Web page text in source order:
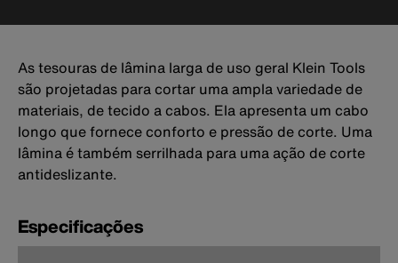
As tesouras de lâmina larga de uso geral Klein Tools
são projetadas para cortar uma ampla variedade de
materiais, de tecido a cabos. Ela apresenta um cabo
longo que fornece conforto e pressão de corte. Uma
lâmina é também serrilhada para uma ação de corte
antideslizante.
Especificações